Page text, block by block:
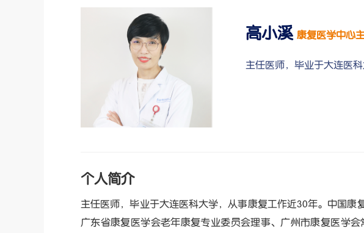
高小溪 康复医学中心
主任医师，毕业于大连医
个人简介
主任医师，毕业于大连医科大学，从事康复工作近30年。中国康
广东省康复医学会老年康复专业委员会理事、广州市康复医学